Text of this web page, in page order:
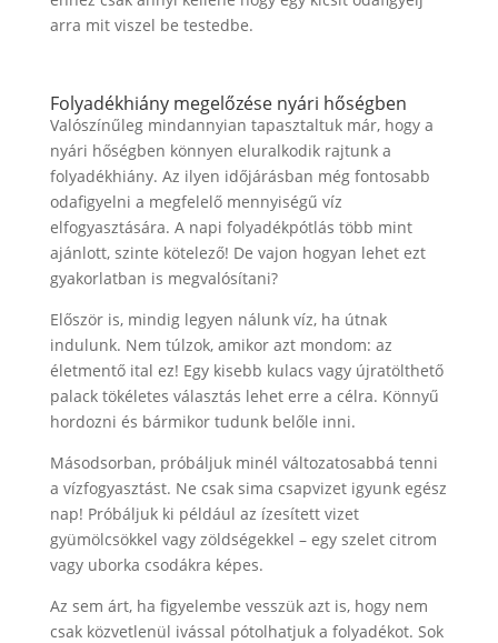
arra mit viszel be testedbe.
Folyadékhiány megelőzése nyári hőségben
Valószínűleg mindannyian tapasztaltuk már, hogy a
nyári hőségben könnyen eluralkodik rajtunk a
folyadékhiány. Az ilyen időjárásban még fontosabb
odafigyelni a megfelelő mennyiségű víz
elfogyasztására. A napi folyadékpótlás több mint
ajánlott, szinte kötelező! De vajon hogyan lehet ezt
gyakorlatban is megvalósítani?
Először is, mindig legyen nálunk víz, ha útnak
indulunk. Nem túlzok, amikor azt mondom: az
életmentő ital ez! Egy kisebb kulacs vagy újratölthető
palack tökéletes választás lehet erre a célra. Könnyű
hordozni és bármikor tudunk belőle inni.
Másodsorban, próbáljuk minél változatosabbá tenni
a vízfogyasztást. Ne csak sima csapvizet igyunk egész
nap! Próbáljuk ki például az ízesített vizet
gyümölcsökkel vagy zöldségekkel – egy szelet citrom
vagy uborka csodákra képes.
Az sem árt, ha figyelembe vesszük azt is, hogy nem
csak közvetlenül ivással pótolhatjuk a folyadékot. Sok